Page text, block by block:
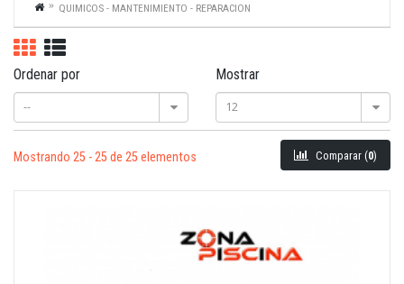
QUIMICOS - MANTENIMIENTO - REPARACION
Ordenar por
--
Mostrar
12
Mostrando 25 - 25 de 25 elementos Comparar (0)